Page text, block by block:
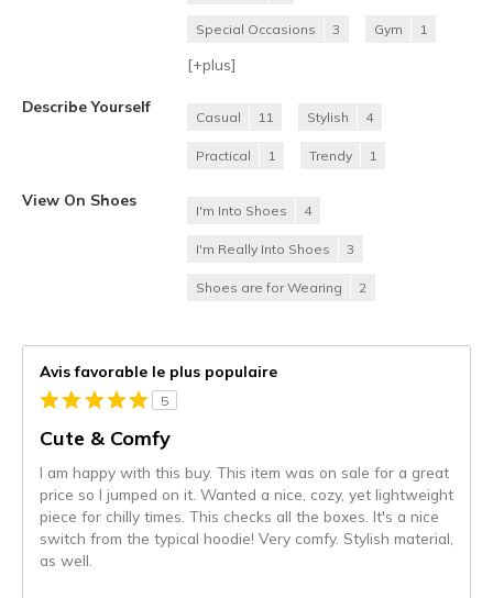
Special Occasions 3 Gym 1
[+plus]
Describe Yourself
Casual 11 Stylish 4
Practical 1 Trendy 1
View On Shoes
I'm Into Shoes 4
I'm Really Into Shoes 3
Shoes are for Wearing 2
Avis favorable le plus populaire
5
Cute & Comfy
I am happy with this buy. This item was on sale for a great
price so I jumped on it. Wanted a nice, cozy, yet lightweight
piece for chilly times. This checks all the boxes. It's a nice
switch from the typical hoodie! Very comfy. Stylish material,
as well.